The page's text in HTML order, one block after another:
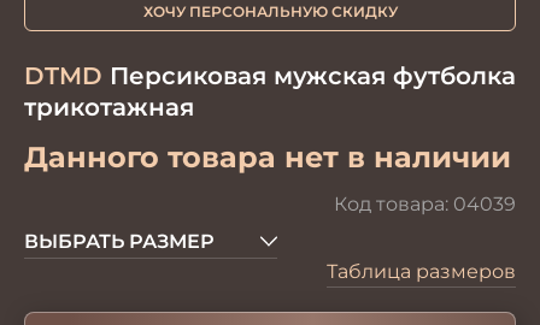
DTMD Персиковая мужская футболка
трикотажная
Данного товара нет в наличии
Код товара: 04039
ХОЧУ ПЕРСОНАЛЬНУЮ СКИДКУ
ВЫБРАТЬ РАЗМЕР
Таблица размеров